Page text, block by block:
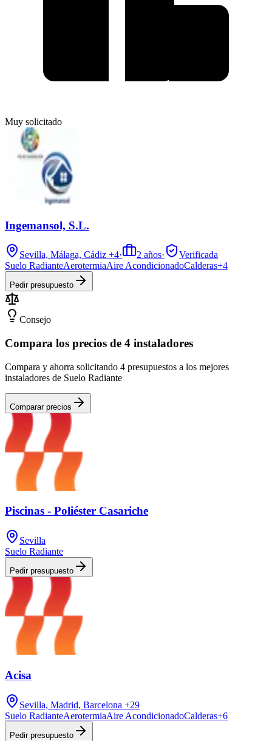
Muy solicitado
Ingemansol, S.L.
Sevilla, Málaga, Cádiz +4· 2 años·
Verificada
Suelo RadianteAerotermiaAire AcondicionadoCalderas+4
Pedir presupuesto
Consejo
Compara los precios de 4 instaladores
Compara y ahorra solicitando 4 presupuestos a los mejores
instaladores de Suelo Radiante
Comparar precios
Piscinas - Poliéster Casariche
Sevilla
Suelo Radiante
Pedir presupuesto
Acisa
Sevilla, Madrid, Barcelona +29
Suelo RadianteAerotermiaAire AcondicionadoCalderas+6
Pedir presupuesto